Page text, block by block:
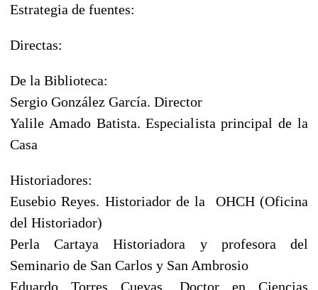
Estrategia de fuentes:
Directas:
De la Biblioteca:
Sergio González García. Director
Yalile Amado Batista. Especialista principal de la
Casa
Historiadores:
Eusebio Reyes. Historiador de la OHCH (Oficina
del Historiador)
Perla Cartaya Historiadora y profesora del
Seminario de San Carlos y San Ambrosio
Eduardo Torres Cuevas. Doctor en Ciencias